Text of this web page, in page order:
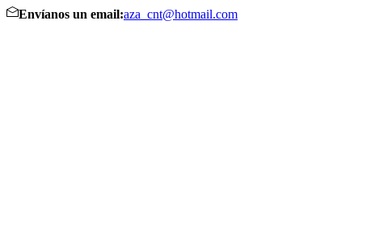
Envíanos un email:aza_cnt@hotmail.com